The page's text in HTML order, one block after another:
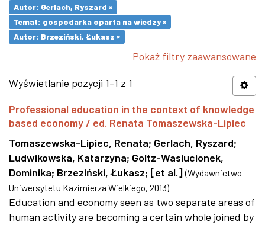
Autor: Gerlach, Ryszard ×
Temat: gospodarka oparta na wiedzy ×
Autor: Brzeziński, Łukasz ×
Pokaż filtry zaawansowane
Wyświetlanie pozycji 1-1 z 1
Professional education in the context of knowledge
based economy / ed. Renata Tomaszewska-Lipiec
Tomaszewska-Lipiec, Renata; Gerlach, Ryszard;
Ludwikowska, Katarzyna; Goltz-Wasiucionek,
Dominika; Brzeziński, Łukasz; [et al.] (Wydawnictwo
Uniwersytetu Kazimierza Wielkiego, 2013)
Education and economy seen as two separate areas of
human activity are becoming a certain whole joined by